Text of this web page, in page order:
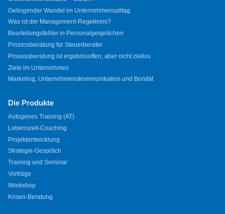
Gelingender Wandel im Unternehmensalltag
Was ist der Management-Regelkreis?
Beurteilungsfehler in Personalgesprächen
Prozessberatung für Steuerberater
Prozessberatung ist ergebnisoffen, aber nicht ziellos
Ziele im Unternehmen
Marketing, Unternehmenskommunikation und Bonität
Die Produkte
Autogenes Training (AT)
Lebenszeit-Coaching
Projektentwicklung
Strategie-Gespräch
Training und Seminar
Vorträge
Workshop
Krisen-Beratung